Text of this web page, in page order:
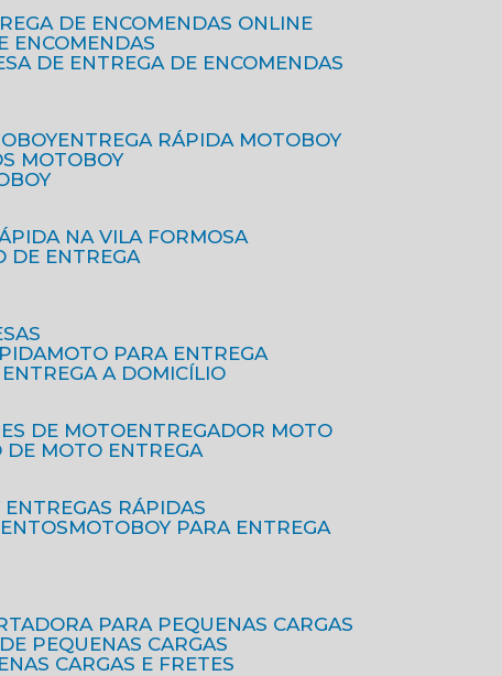
DE ENCOMENDAS ONLINE
ENCOMENDAS
DE ENTREGA DE ENCOMENDAS
ENTREGA RÁPIDA MOTOBOY
MOTOBOY
NA VILA FORMOSA
DE ENTREGA
MOTO PARA ENTREGA
ENTREGA A DOMICÍLIO
DE MOTO
ENTREGADOR MOTO
DE MOTO ENTREGA
ENTREGAS RÁPIDAS
MOTOBOY PARA ENTREGA
PARA PEQUENAS CARGAS
PEQUENAS CARGAS
CARGAS E FRETES